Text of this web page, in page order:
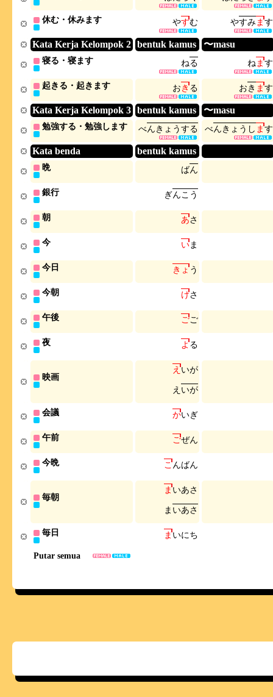
Putar semua
休む・休みます やすむ やすみます
Kata Kerja Kelompok 2 bentuk kamus 〜masu
寝る・寝ます ねる ね ます
起きる・起きます おきる おき ます
Kata Kerja Kelompok 3 bentuk kamus 〜masu
勉強する・勉強します べんき ょ うする べんき ょ う し ます
Kata benda bentuk kamus
晩 ばん
銀行 ぎんこ う
朝 あさ
今 いま
今日 き ょう
今朝 けさ
午後 ごご
夜 よる
映画
えいが
え いが
会議 かいぎ
午前 ごぜん
今晩 こんばん
毎朝
まいあさ
ま いあさ
毎日 まいにち